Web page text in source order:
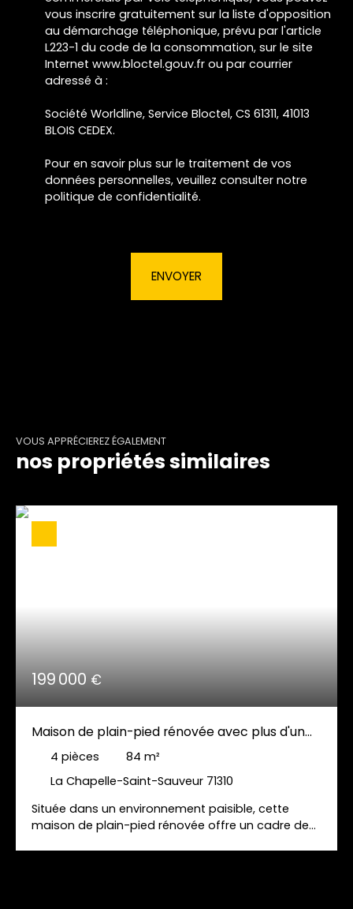
vous inscrire gratuitement sur la liste d'opposition
au démarchage téléphonique, prévu par l'article
L223-1 du code de la consommation, sur le site
Internet www.bloctel.gouv.fr ou par courrier
adressé à :
Société Worldline, Service Bloctel, CS 61311, 41013
BLOIS CEDEX.
Pour en savoir plus sur le traitement de vos
données personnelles, veuillez consulter notre
politique de confidentialité.
ENVOYER
VOUS APPRÉCIEREZ ÉGALEMENT
nos propriétés similaires
199 000€
Maison de plain-pied rénovée avec plus d'un
hectare de terrain, dépendances et panneaux
photovoltaïques
4 pièces 84 m²
La Chapelle-Saint-Sauveur 71310
Située dans un environnement paisible, cette
maison de plain-pied rénovée offre un cadre de